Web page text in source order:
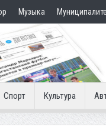
Музыка
Спорт Культура